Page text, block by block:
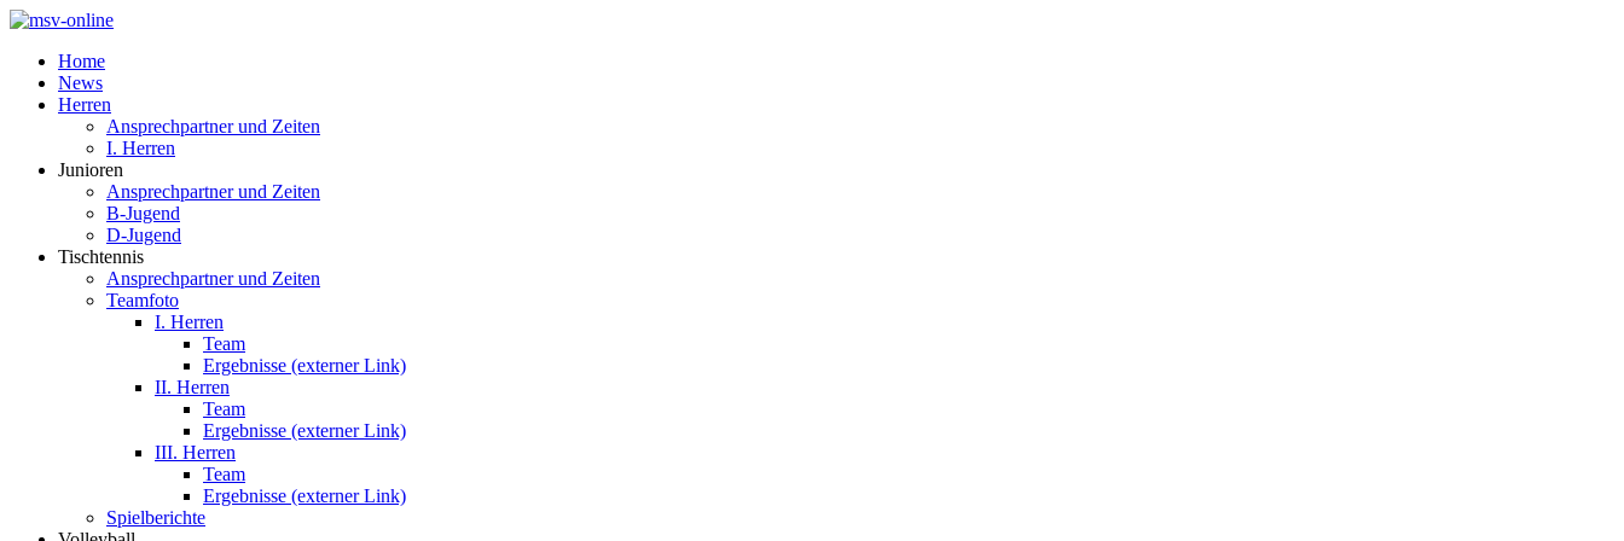
Home
News
Herren
Ansprechpartner und Zeiten
I. Herren
Junioren
Ansprechpartner und Zeiten
B-Jugend
D-Jugend
Tischtennis
Ansprechpartner und Zeiten
Teamfoto
I. Herren
Team
Ergebnisse (externer Link)
II. Herren
Team
Ergebnisse (externer Link)
III. Herren
Team
Ergebnisse (externer Link)
Spielberichte